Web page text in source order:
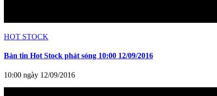
HOT STOCK
Bản tin Hot Stock phát sóng 10:00 12/09/2016
10:00 ngày 12/09/2016